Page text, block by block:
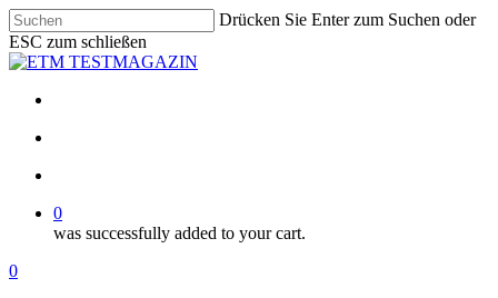
Skip
to
main
Drücken Sie Enter zum Suchen oder
ESC zum schließen
Close
0
was successfully added to your cart.
Menu
search
account
0